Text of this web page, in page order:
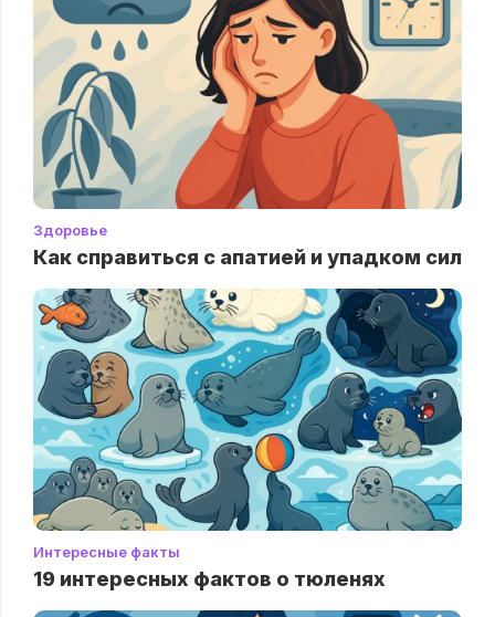
Здоровье
Как справиться с апатией и упадком сил
Интересные факты
19 интересных фактов о тюленях